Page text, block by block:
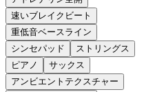
速いブレイクビート
重低音ベースライン
シンセパッド
ストリングス
ピアノ
サックス
アンビエントテクスチャー